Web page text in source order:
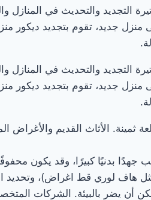
التجديد والتحديث في
جديد، تقوم بتجديد ديكور
التجديد والتحديث في
جديد، تقوم بتجديد ديكور
الأثاث القديم والأغراض
جهدًا بدنيًا كبيرًا، وقد يكون
هاف لوري قط اغراض)،
أن يضر بالبيئة. الشركات